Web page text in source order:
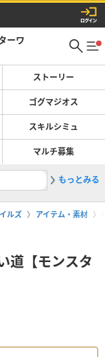
ーワ
ストーリー
ゴグマジオス
スキルシミュ
マルチ募集
2太刀の
もっとみる
ルズ アイテム・素材
道【モンスタ